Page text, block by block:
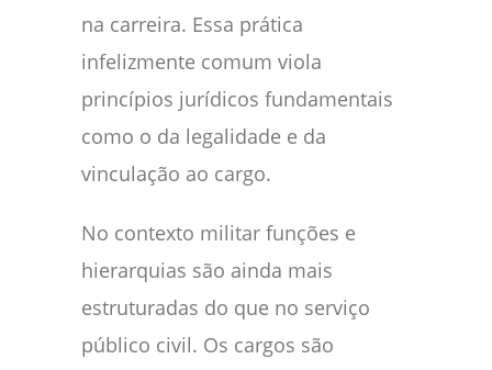
na carreira. Essa prática
infelizmente comum viola
princípios jurídicos fundamentais
como o da legalidade e da
vinculação ao cargo.
No contexto militar funções e
hierarquias são ainda mais
estruturadas do que no serviço
público civil. Os cargos são